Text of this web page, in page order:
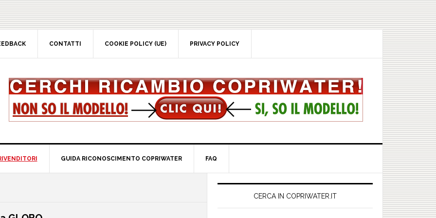
CONTATTI COOKIE POLICY (UE) PRIVACY POLICY
GUIDA RICONOSCIMENTO COPRIWATER FAQ
Primary
SidebarCERCA IN COPRIWATER.IT